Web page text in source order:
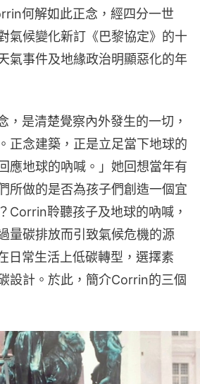
何解如此正念，經四分一世
氣候變化新訂《巴黎協定》的十
氣事件及地緣政治明顯惡化的年
，是清楚覺察內外發生的一切，
正念建築，正是立足當下地球的
應地球的吶喊。」她回想當年有
所做的是否為孩子們創造一個宜
Corrin聆聽孩子及地球的吶喊，
量碳排放而引致氣候危機的源
日常生活上低碳轉型，選擇素
設計。於此，簡介Corrin的三個